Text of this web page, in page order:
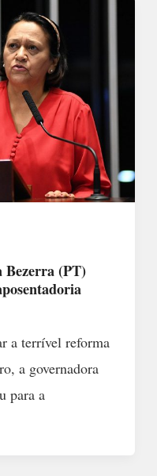
Bezerra (PT)
a terrível reforma
a governadora
para a